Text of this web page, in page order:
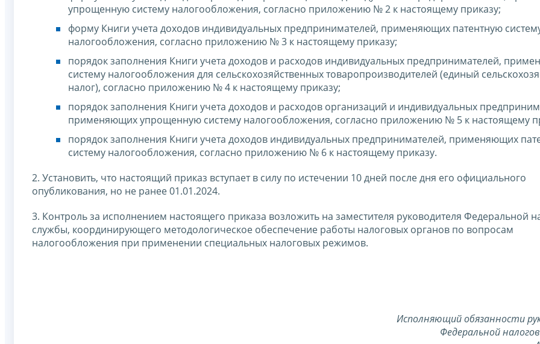
упрощенную систему налогообложения, согласно приложению № 2 к настоящему приказу;
форму Книги учета доходов индивидуальных предпринимателей, применяющих патентную
налогообложения, согласно приложению № 3 к настоящему приказу;
порядок заполнения Книги учета доходов и расходов индивидуальных предпринимателей,
систему налогообложения для сельскохозяйственных товаропроизводителей (единый
налог), согласно приложению № 4 к настоящему приказу;
порядок заполнения Книги учета доходов и расходов организаций и индивидуальных
применяющих упрощенную систему налогообложения, согласно приложению № 5 к настоящему
порядок заполнения Книги учета доходов индивидуальных предпринимателей, применяющих
систему налогообложения, согласно приложению № 6 к настоящему приказу.
2. Установить, что настоящий приказ вступает в силу по истечении 10 дней после дня его официального
опубликования, но не ранее 01.01.2024.
3. Контроль за исполнением настоящего приказа возложить на заместителя руководителя Федеральной
службы, координирующего методологическое обеспечение работы налоговых органов по вопросам
налогообложения при применении специальных налоговых режимов.
Исполняющий обязанности
Федеральной